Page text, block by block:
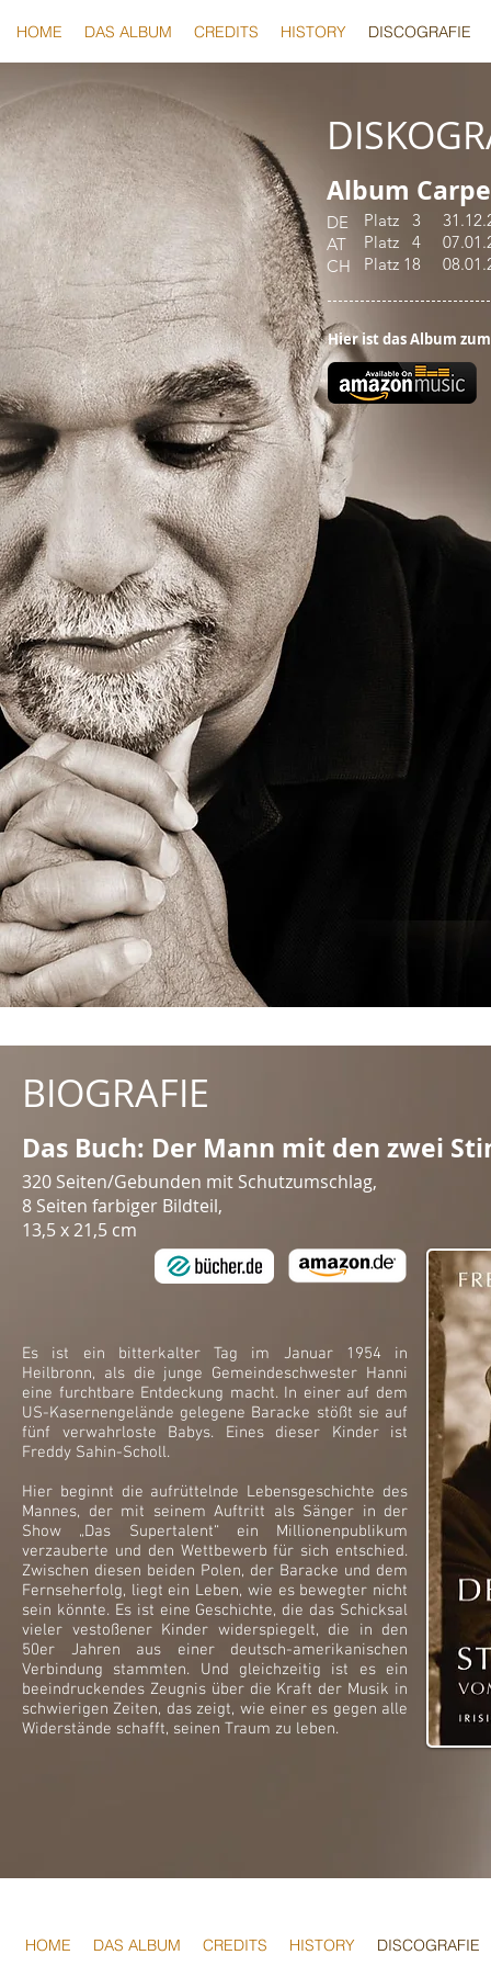
HOME DAS ALBUM CREDITS HISTORY DISCOGRAFIE
Album
DE
AT
CH
Hier ist das Album
Platz 3
Platz 4
Platz 18
Es ist ein bitterkalter Tag im Januar 1954 in
Heilbronn, als die junge Gemeindeschwester Hanni
eine furchtbare Entdeckung macht. In einer auf dem
US-Kasernengelände gelegene Baracke stößt sie auf
fünf verwahrloste Babys. Eines dieser Kinder ist
Freddy Sahin-Scholl.
Hier beginnt die aufrüttelnde Lebensgeschichte des
Mannes, der mit seinem Auftritt als Sänger in der
Show „Das Supertalent“ ein Millionenpublikum
verzauberte und den Wettbewerb für sich entschied.
Zwischen diesen beiden Polen, der Baracke und dem
Fernseherfolg, liegt ein Leben, wie es bewegter nicht
sein könnte. Es ist eine Geschichte, die das Schicksal
vieler vestoßener Kinder widerspiegelt, die in den
50er Jahren aus einer deutsch-amerikanischen
Verbindung stammten. Und gleichzeitig ist es ein
beeindruckendes Zeugnis über die Kraft der Musik in
schwierigen Zeiten, das zeigt, wie einer es gegen alle
Widerstände schafft, seinen Traum zu leben.
BIOGRAFIE
Das Buch: Der Mann mit den zwei
320 Seiten/Gebunden mit Schutzumschlag,
8 Seiten farbiger Bildteil,
13,5 x 21,5 cm
HOME DAS ALBUM CREDITS HISTORY DISCOGRAFIE